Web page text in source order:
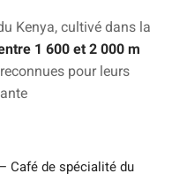
Kenya, cultivé dans la
1 600 et 2 000 m
pour leurs
Café de spécialité du